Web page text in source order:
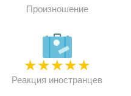
Произношение
★★★★★
Реакция иностранцев